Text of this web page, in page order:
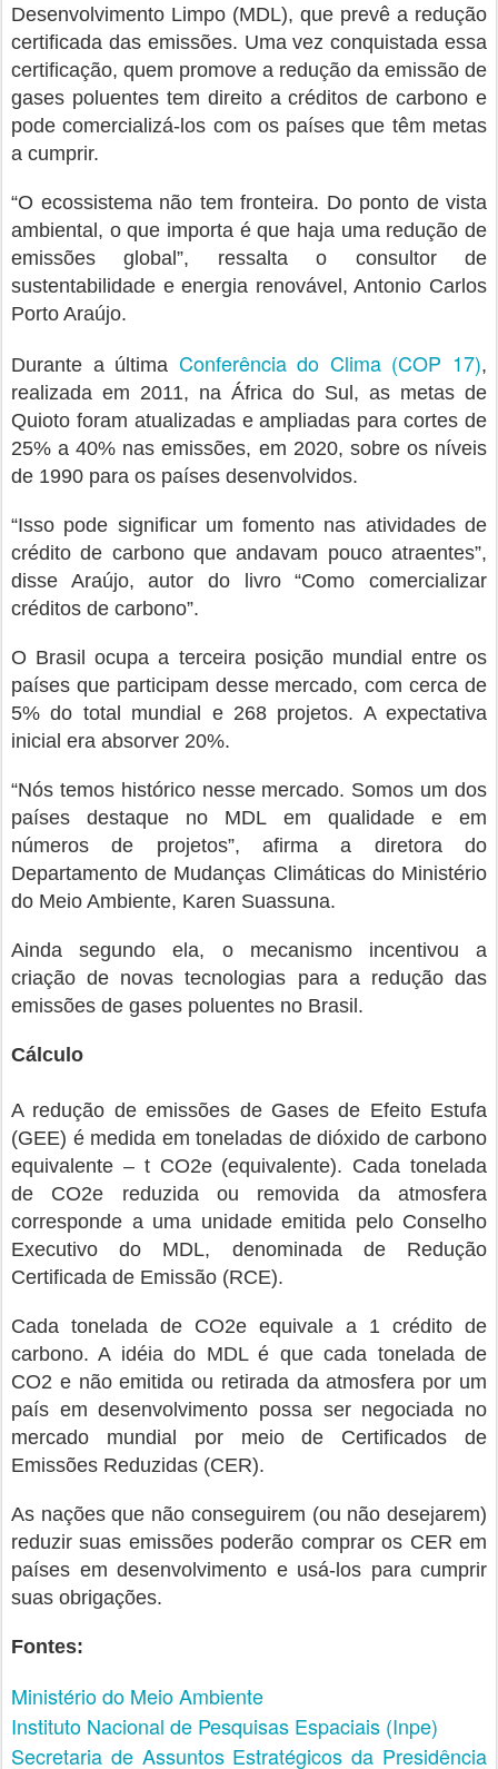
Desenvolvimento Limpo (MDL), que prevê a redução
certificada das emissões. Uma vez conquistada essa
certificação, quem promove a redução da emissão de
gases poluentes tem direito a créditos de carbono e
pode comercializá-los com os países que têm metas
a cumprir.
“O ecossistema não tem fronteira. Do ponto de vista
ambiental, o que importa é que haja uma redução de
emissões global”, ressalta o consultor de
sustentabilidade e energia renovável, Antonio Carlos
Porto Araújo.
Durante a última Conferência do Clima (COP 17),
realizada em 2011, na África do Sul, as metas de
Quioto foram atualizadas e ampliadas para cortes de
25% a 40% nas emissões, em 2020, sobre os níveis
de 1990 para os países desenvolvidos.
“Isso pode significar um fomento nas atividades de
crédito de carbono que andavam pouco atraentes”,
disse Araújo, autor do livro “Como comercializar
créditos de carbono”.
O Brasil ocupa a terceira posição mundial entre os
países que participam desse mercado, com cerca de
5% do total mundial e 268 projetos. A expectativa
inicial era absorver 20%.
“Nós temos histórico nesse mercado. Somos um dos
países destaque no MDL em qualidade e em
números de projetos”, afirma a diretora do
Departamento de Mudanças Climáticas do Ministério
do Meio Ambiente, Karen Suassuna.
Ainda segundo ela, o mecanismo incentivou a
criação de novas tecnologias para a redução das
emissões de gases poluentes no Brasil.
Cálculo
A redução de emissões de Gases de Efeito Estufa
(GEE) é medida em toneladas de dióxido de carbono
equivalente – t CO2e (equivalente). Cada tonelada
de CO2e reduzida ou removida da atmosfera
corresponde a uma unidade emitida pelo Conselho
Executivo do MDL, denominada de Redução
Certificada de Emissão (RCE).
Cada tonelada de CO2e equivale a 1 crédito de
carbono. A idéia do MDL é que cada tonelada de
CO2 e não emitida ou retirada da atmosfera por um
país em desenvolvimento possa ser negociada no
mercado mundial por meio de Certificados de
Emissões Reduzidas (CER).
As nações que não conseguirem (ou não desejarem)
reduzir suas emissões poderão comprar os CER em
países em desenvolvimento e usá-los para cumprir
suas obrigações.
Fontes:
Ministério do Meio Ambiente
Instituto Nacional de Pesquisas Espaciais (Inpe)
Secretaria de Assuntos Estratégicos da Presidência